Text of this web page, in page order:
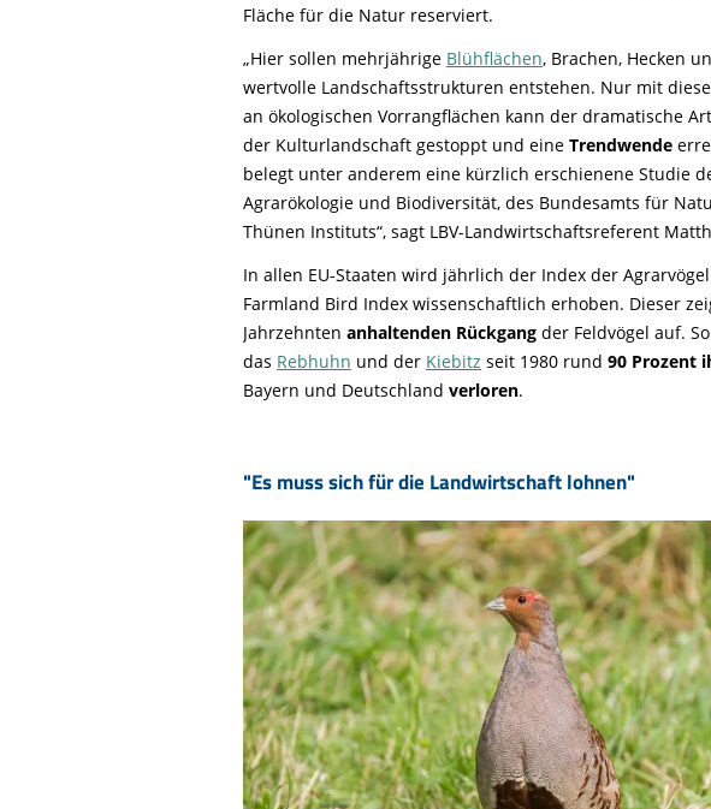
Fläche für die Natur reserviert.
„Hier sollen mehrjährige Blühflächen, Brachen, Hecken
wertvolle Landschaftsstrukturen entstehen. Nur mit
an ökologischen Vorrangflächen kann der dramatische
der Kulturlandschaft gestoppt und eine Trendwende
belegt unter anderem eine kürzlich erschienene Studie
Agrarökologie und Biodiversität, des Bundesamts für
Thünen Instituts“, sagt LBV-Landwirtschaftsreferent
In allen EU-Staaten wird jährlich der Index der
Farmland Bird Index wissenschaftlich erhoben. Dieser
Jahrzehnten anhaltenden Rückgang der Feldvögel auf.
das Rebhuhn und der Kiebitz seit 1980 rund 90 Prozent
Bayern und Deutschland verloren.
"Es muss sich für die Landwirtschaft lohnen"